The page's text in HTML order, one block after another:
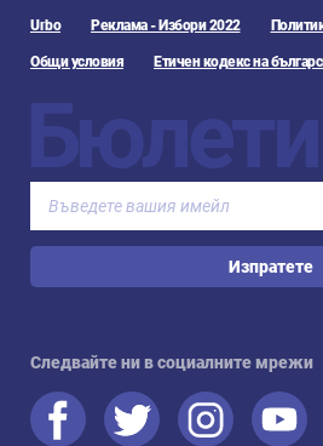
Urbo Реклама - Избори 2022
Общи условия Етичен кодекс на
Изпратете
Следвайте ни в социалните мрежи